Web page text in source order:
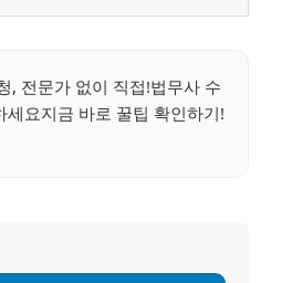
, 전문가 없이 직접!법무사 수
세요지금 바로 꿀팁 확인하기!